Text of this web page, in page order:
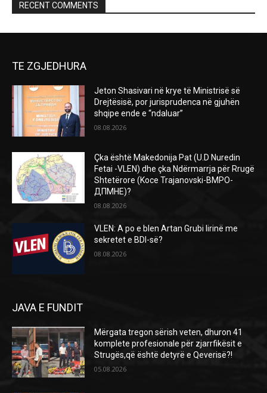
RECENT COMMENTS
TE ZGJEDHURA
Jeton Shasivari në krye të Ministrisë së
Drejtësisë, por jurisprudenca në gjuhën
shqipe ende e “ndaluar”
08.08.2026
Çka është Makedonija Pat (U.D Nuredin
Fetai -VLEN) dhe çka Ndërmarrja për Rrugë
Shtetërore (Koce Trajanovski-ВМРО-
ДПМНЕ)?
08.08.2026
VLEN: A po e blen Artan Grubi lirinë me
sekretet e BDI-së?
08.08.2026
JAVA E FUNDIT
Mërgata tregon sërish veten, dhuron 41
komplete profesionale për zjarrfikësit e
Strugës,që është detyrë e Qeverisë?!
05.08.2026